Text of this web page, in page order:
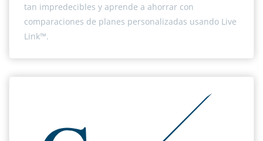
tan impredecibles y aprende a ahorrar con
comparaciones de planes personalizadas usando Live
Link™.